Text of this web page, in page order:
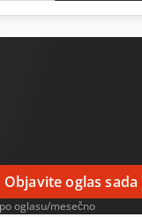
Objavite oglas sada
oglasu/mesečno